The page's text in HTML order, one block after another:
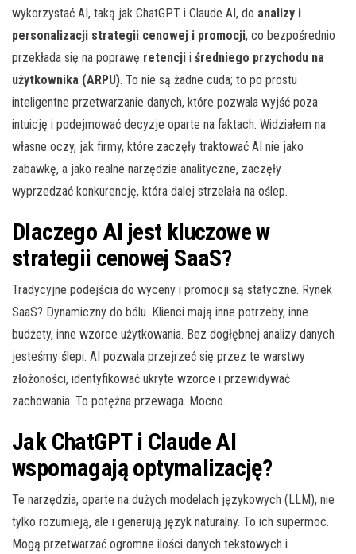
wykorzystać AI, taką jak ChatGPT i Claude AI, do analizy i
personalizacji strategii cenowej i promocji, co bezpośrednio
przekłada się na poprawę retencji i średniego przychodu na
użytkownika (ARPU). To nie są żadne cuda; to po prostu
inteligentne przetwarzanie danych, które pozwala wyjść poza
intuicję i podejmować decyzje oparte na faktach. Widziałem na
własne oczy, jak firmy, które zaczęły traktować AI nie jako
zabawkę, a jako realne narzędzie analityczne, zaczęły
wyprzedzać konkurencję, która dalej strzelała na oślep.
Dlaczego AI jest kluczowe w
strategii cenowej SaaS?
Tradycyjne podejścia do wyceny i promocji są statyczne. Rynek
SaaS? Dynamiczny do bólu. Klienci mają inne potrzeby, inne
budżety, inne wzorce użytkowania. Bez dogłębnej analizy danych
jesteśmy ślepi. AI pozwala przejrzeć się przez te warstwy
złożoności, identyfikować ukryte wzorce i przewidywać
zachowania. To potężna przewaga. Mocno.
Jak ChatGPT i Claude AI
wspomagają optymalizację?
Te narzędzia, oparte na dużych modelach językowych (LLM), nie
tylko rozumieją, ale i generują język naturalny. To ich supermoc.
Mogą przetwarzać ogromne ilości danych tekstowych i